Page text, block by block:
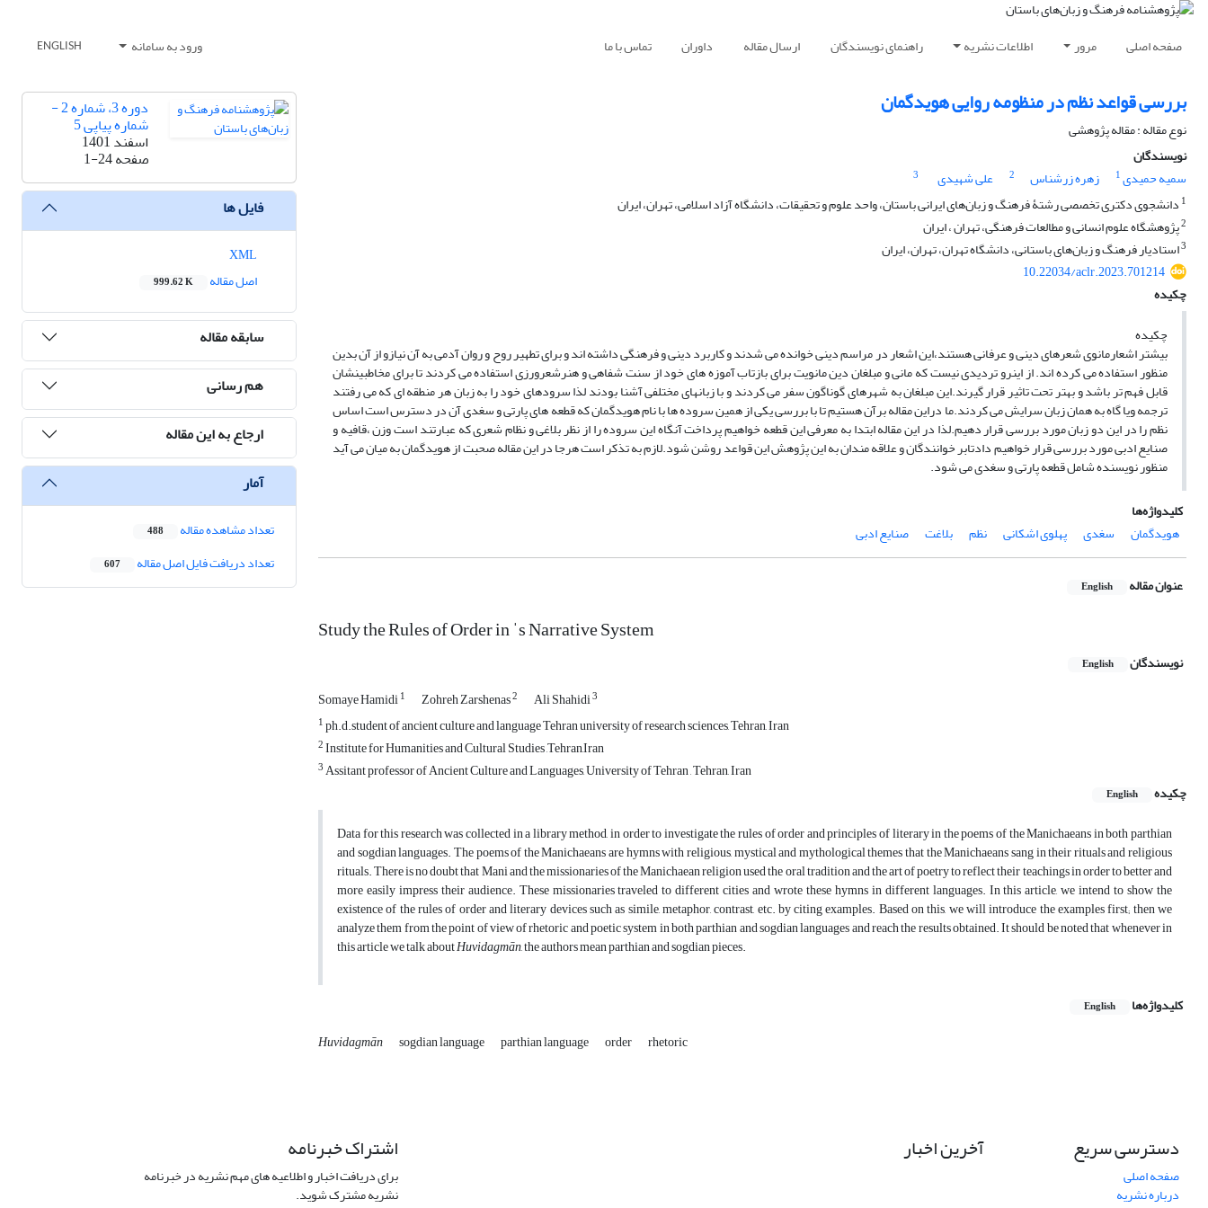
صفحه اصلی مرور اطلاعات نشریه راهنمای نویسندگان ارسال مقاله داوران تماس با ما ورود به سامانه ENGLISH
بررسی قواعد نظم در منظومه روایی هویدگمان
نوع مقاله : مقاله پژوهشی
نویسندگان
سمیه حمیدی1 زهره زرشناس 2 علی شهیدی
3
1 دانشجوی دکتری تخصصی رشتۀ فرهنگ و زبان‌های ایرانی باستان، واحد علوم و تحقیقات، دانشگاه آزاد اسلامی، تهران، ایران
2پژوهشگاه علوم انسانی و مطالعات فرهنگی، تهران ، ایران
3استادیار فرهنگ و زبان‌های باستانی، دانشگاه تهران، تهران، ایران
10.22034/aclr.2023.701214
چکیده
چکیده
بیشتر اشعارمانوی شعرهای دینی و عرفانی هستند،این اشعار در مراسم دینی خوانده می شدند و کاربرد دینی و فرهنگی داشته اند و برای تطهیر روح و روان آدمی به آن نیازو از آن بدین
منظور استفاده می کرده اند. از اینرو تردیدی نیست که مانی و مبلغان دین مانویت برای بازتاب آموزه های خود از سنت شفاهی و هنرشعرورزی استفاده می کردند تا برای مخاطبینشان
قابل فهم تر باشد و بهتر تحت تاثیر قرار گیرند.این مبلغان به شهرهای گوناگون سفر می کردند و با زبانهای مختلفی آشنا بودند لذا سرودهای خود را به زبان هر منطقه ای که می رفتند
ترجمه ویا گاه به همان زبان سرایش می کردند.ما دراین مقاله برآن هستیم تا با بررسی یکی از همین سروده ها با نام هویدگمان که قطعه های پارتی و سغدی آن در دسترس است اساس
نظم را در این دو زبان مورد بررسی قرار دهیم.لذا در این مقاله ابتدا به معرفی این قطعه خواهیم پرداخت آنگاه این سروده را از نظر بلاغی و نظام شعری که عبارتند است وزن ،قافیه و
صنایع ادبی مورد بررسی قرار خواهیم دادتابر خوانندگان و علاقه مندان به این پژوهش این قواعد روشن شود.لازم به تذکر است هرجا در این مقاله صحبت از هویدگمان به میان می آید
منظور نویسنده شامل قطعه پارتی و سغدی می شود.
کلیدواژه‌ها
هویدگمان
سغدی پهلوی اشکانی نظم بلاغت صنایع ادبی
عنوان مقاله English
Study the Rules of Order inˈs Narrative System
نویسندگان English
Somaye Hamidi1 Zohreh Zarshenas2 Ali Shahidi3
1ph.d.student of ancient culture and language Tehran university of research sciences, Tehran, Iran
2Institute for Humanities and Cultural Studies ,Tehran,Iran
3Assitant professor of Ancient Culture and Languages, University of Tehran , Tehran, Iran
چکیده
English
Data for this research was collected in a library method, in order to investigate the rules of order and principles of literary in the poems of the Manichaeans in both parthian
and sogdian languages. The poems of the Manichaeans are hymns with religious, mystical and mythological themes that the Manichaeans sang in their rituals and religious
rituals. There is no doubt that Mani and the missionaries of the Manichaean religion used the oral tradition and the art of poetry to reflect their teachings in order to better and
more easily impress their audience. These missionaries traveled to different cities and wrote these hymns in different languages. In this article, we intend to show the
existence of the rules of order and literary devices such as simile, metaphor, contrast, etc. by citing examples. Based on this, we will introduce the examples first; then we
analyze them from the point of view of rhetoric and poetic system in both parthian and sogdian languages and reach the results obtained. It should be noted that whenever in
this article we talk aboutHuvidagmān, the authors mean parthian and sogdian pieces.
کلیدواژه‌ها English
Huvidagmān sogdian language parthian language order rhetoric
دوره 3، شماره 2 -
شماره پیاپی 5
اسفند 1401
صفحه1-24
فایل ها
اصل مقاله
999.62 K
سابقه مقاله
هم رسانی
ارجاع به این مقاله
آمار
تعداد مشاهده مقاله 488
تعداد دریافت فایل اصل مقاله 607
دسترسی سریع
صفحه اصلی
درباره نشریه
آخرین اخبار اشتراک خبرنامه
برای دریافت اخبار و اطلاعیه های مهم نشریه در خبرنامه
نشریه مشترک شوید.